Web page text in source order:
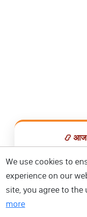
📿 आज
📅
We use cookies to
experience on our
site, you agree to the
more